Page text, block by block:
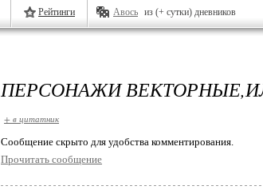
Рейтинги Авось из (+ сутки) дневников
ПЕРСОНАЖИ
+ в цитатник
Cообщение скрыто для удобства комментирования.
Прочитать сообщение